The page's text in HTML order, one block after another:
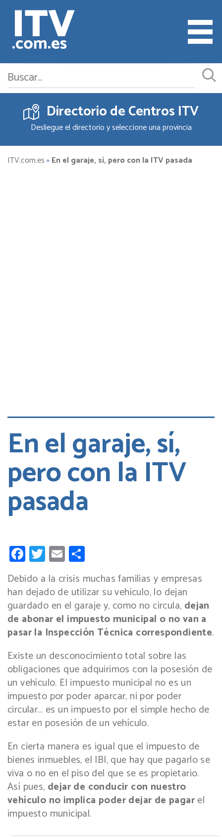
Cita ITV
Cambiar o Anular Cita
Empresas ITV
Directorio de Centros ITV
Desliegue el directorio y seleccione una provincia
ITV.com.es»En el garaje, sí, pero con la ITV pasada
En el garaje, sí,
pero con la ITV
pasada
Facebook
Twitter
Email
Debido a la crisis muchas familias y empresas
han dejado de utilizar su vehículo, lo dejan
guardado en el garaje y, como no circula, dejan
de abonar el impuesto municipal o no van a
pasar la Inspección Técnica correspondiente.
Existe un desconocimiento total sobre las
obligaciones que adquirimos con la posesión de
un vehículo. El impuesto municipal no es un
impuesto por poder aparcar, ni por poder
circular… es un impuesto por el simple hecho de
estar en posesión de un vehículo.
En cierta manera es igual que el impuesto de
bienes inmuebles, el IBI, que hay que pagarlo se
viva o no en el piso del que se es propietario.
Así pues, dejar de conducir con nuestro
vehículo no implica poder dejar de pagarel
impuesto municipal.